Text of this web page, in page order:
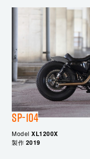
SP-104
Model XL1200X
製作 2019